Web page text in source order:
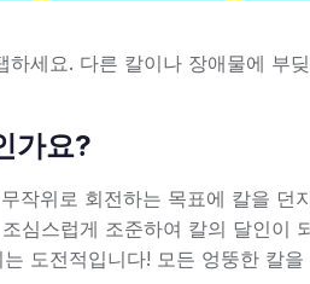
하세요. 다른 칼이나 장애물에 부
가요?
작위로 회전하는 목표에 칼을
심스럽게 조준하여 칼의 달인이
도전적입니다! 모든 엉뚱한 칼